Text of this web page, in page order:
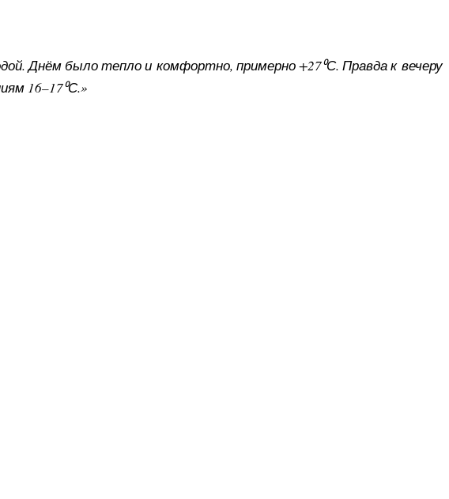
Днём было тепло и комфортно, примерно +27⁰С. Правда к вечеру
16–17⁰С.»